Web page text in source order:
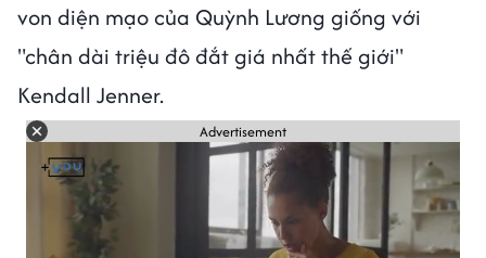
von diện mạo của Quỳnh Lương giống với
"chân dài triệu đô đắt giá nhất thế giới"
Kendall Jenner.
Advertisement